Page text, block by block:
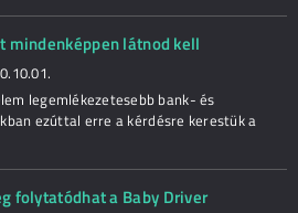
látnod kell
legemlékezetesebb bank- és
ezúttal erre a kérdésre kerestük a
folytatódhat a Baby Driver